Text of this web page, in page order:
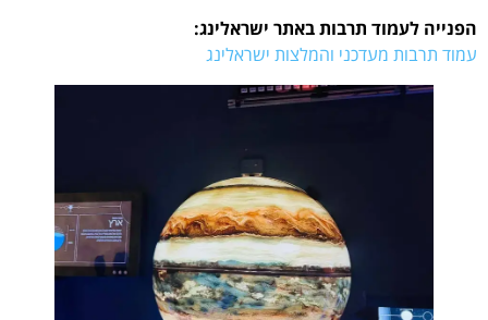
הפנייה לעמוד תרבות באתר ישראלינג:
עמוד תרבות מעדכני והמלצות ישראלינג